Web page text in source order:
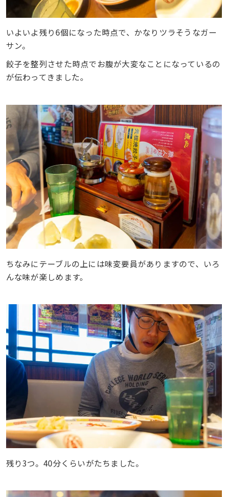
いよいよ残り6個になった時点で、かなりツラそうなガー
サン。
餃子を整列させた時点でお腹が大変なことになっているの
が伝わってきました。
ちなみにテーブルの上には味変要員がありますので、いろ
んな味が楽しめます。
残り3つ。40分くらいがたちました。